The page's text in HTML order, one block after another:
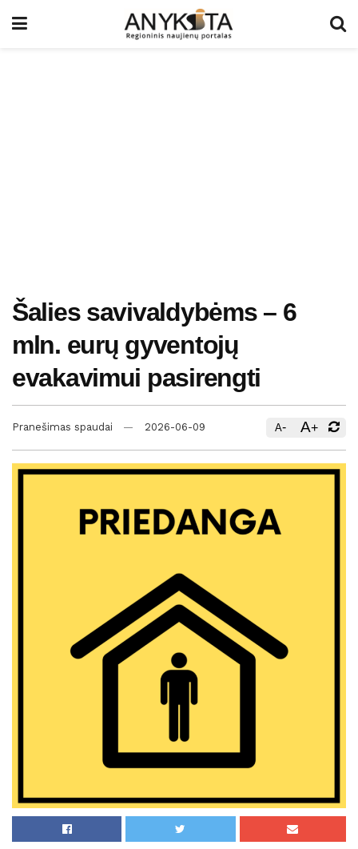
Šalies savivaldybėms – 6
mln. eurų gyventojų
evakavimui pasirengti
Pranešimas spaudai 2026-06-09 A- A+